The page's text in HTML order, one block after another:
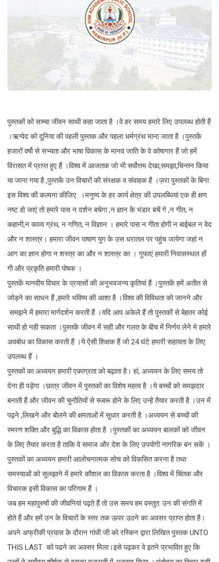
पुस्तकों को सच्चा जीवन साथी कहा जाता है ।वे हर समय हमारे लिए उपलब्ध होती हैं
।ऋग्वेद को दुनिया की पहली पुस्तक और पहला धर्मग्रंथ माना जाता है ।पुस्तकें
हजारों वर्षो से सभ्यता और भाषा विकास के मानव जाति के वे कोषागार हैं जो हमें
विरासत में प्राप्त हुए हैं ।विश्व में आजतक जो भी सर्वोत्तम देखा,समझा,चिन्तन किया
या जाना गया है ,पुस्तकें उन विचारों की संरक्षक व संवाहक हैं ।ज़रा पुस्तकों के बिना
इस विश्व की कल्पना कीजिए ।मनुष्य के हर कार्य क्षेत्र की उपलब्धियां एक ही क्षण
नष्ट हो जाएं तो हमारे पास न दर्शन बचेगा ,न ज्ञान के भंडार बचें गे ,न गीत, न
कहानी,न काव्य ग्रंथ, न गणित, न विज्ञान । हमारे पास न गीता होगी न बाईबल न वेद
और न शास्त्र। हमारा जीवन पाषाण युग के उस धरातल पर पहुंच जायेगा जहां न
आग का ज्ञान होगा न शस्त्र का और न शास्त्र का । गुफाएं हमारी निवासस्थल हों
गी और प्रकृति हमारी पोषक ।
पुस्तकें मानवीय विचार के प्रयासों की अनुभवजन्य कृतियां हैं ।पुस्तकें हमें अतीत से
जोड़ने का साधन हैं ,हमारे भविष्य की आशा है ।विश्व की विविधता को जानने और
समझने में हमारा मार्गदर्शन करती हैं ।यदि आप अकेले हैं तो पुस्तकों से बेहतर कोई
साथी हो नही सकता ।पुस्तकें जीवन में सही और गलत के बीच में निर्णय लेने मे हमारे
अवबोध का विकास करती हैं ।ये ऐसी शिक्षक हैं जो 24 घंटे हमारी सहायता के लिए
उपलब्ध हैं ।
पुस्तकों का अध्ययन हमारी एकाग्रता को बढ़ाता है। हां, अध्ययन के लिए समय तो
देना ही पड़ेगा ।छात्र जीवन में पुस्तकों का विशेष महत्व है ।ये बच्चों को समझदार
बनाती हैं और जीवन की चुनौतियों से रूबरू होने के लिए उन्हें तैयार करती है ।उन में
पढ़ने ,लिखने और बोलने की क्षमताओं में सुधार करती है ।अध्ययन से बच्चों की
स्मरण शक्ति और बुद्धि का विकास होता है ।पुस्तकों का अध्ययन बालकों को जीवन
के लिए तैयार करता है ताकि वे समाज और देश के लिए उपयोगी नागरिक बन सकें ।
पुस्तकों का अध्ययन हमारी आलोचनात्मक सोच को विकसित करना है तथा
समस्याओं को सुलझाने में हमारे कौशल का विकास करता है ।विश्व में चिंतक और
विचारक इसी विकास का परिणाम हैं ।
जब हम महापुरुषों की जीवनियां पढ़ते हैं तो उस समय हम वस्तुत: उन की संगति में
होते हैं और हमें उन के विचारों के स्तर तक ऊपर उठने का अवसर प्राप्त होता है।
अपने अफ्रीकी प्रवास के दौरान गांधी जी को रस्किन द्वारा लिखित पुस्तक UNTO
THIS LAST को पढने का अवसर मिला।इसे पढ़कर वे इतने प्रभावित हुए कि